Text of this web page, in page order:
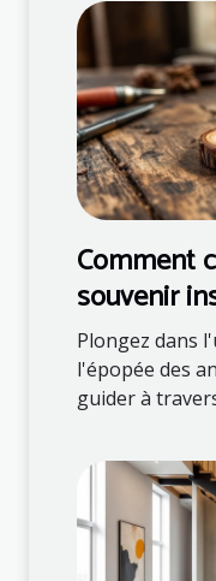
Comment
souvenir
des
Plongez dans
l'épopée des
guider à